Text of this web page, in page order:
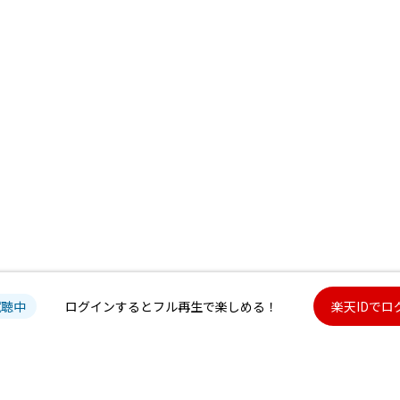
中 ログインするとフル再生で楽しめる！ 楽天IDでロ